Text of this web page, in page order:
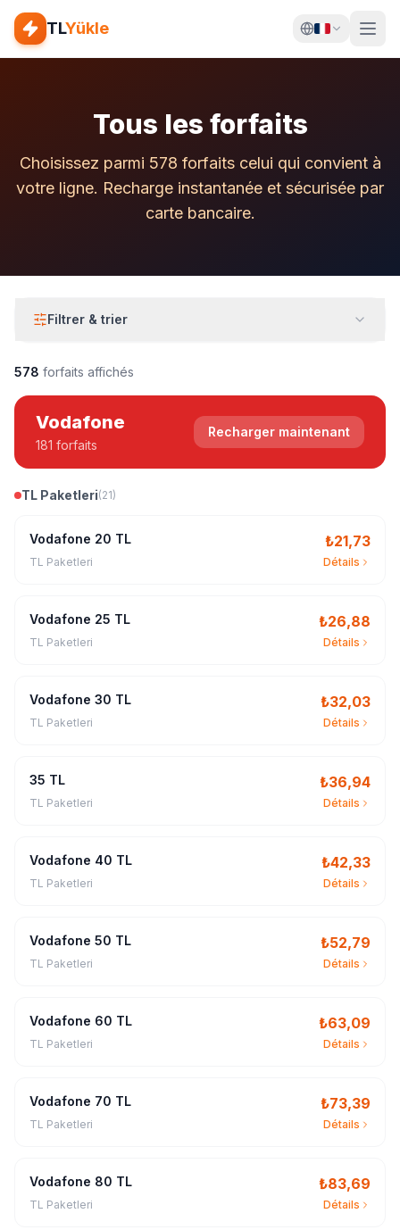
TLYükle
Tous les forfaits
Choisissez parmi 578 forfaits celui qui convient à
votre ligne. Recharge instantanée et sécurisée par
carte bancaire.
Filtrer & trier
578 forfaits affichés
Vodafone
181 forfaits
Recharger maintenant
TL Paketleri(21)
Vodafone 20 TL ₺21,73
TL Paketleri Détails
Vodafone 25 TL ₺26,88
TL Paketleri Détails
Vodafone 30 TL ₺32,03
TL Paketleri Détails
35 TL ₺36,94
TL Paketleri Détails
Vodafone 40 TL ₺42,33
TL Paketleri Détails
Vodafone 50 TL ₺52,79
TL Paketleri Détails
Vodafone 60 TL ₺63,09
TL Paketleri Détails
Vodafone 70 TL ₺73,39
TL Paketleri Détails
Vodafone 80 TL ₺83,69
TL Paketleri Détails